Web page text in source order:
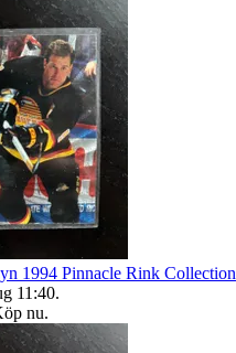
1994 Pinnacle Rink Collection
11:40.
nu.